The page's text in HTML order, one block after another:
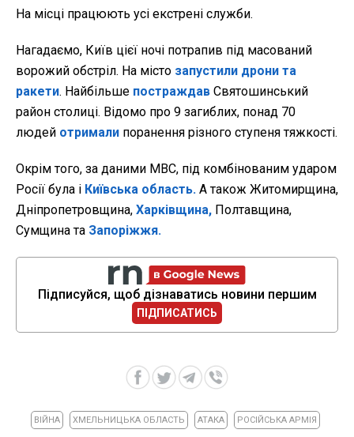
На місці працюють усі екстрені служби.
Нагадаємо, Київ цієї ночі потрапив під масований
ворожий обстріл. На місто запустили дрони та
ракети. Найбільше постраждав Святошинський
район столиці. Відомо про 9 загиблих, понад 70
людей отримали поранення різного ступеня тяжкості.
Окрім того, за даними МВС, під комбінованим ударом
Росії була і Київська область. А також Житомирщина,
Дніпропетровщина, Харківщина, Полтавщина,
Сумщина та Запоріжжя.
Підписуйся, щоб дізнаватись новини першим
ПІДПИСАТИСЬ
ВІЙНА ХМЕЛЬНИЦЬКА ОБЛАСТЬ АТАКА РОСІЙСЬКА АРМІЯ